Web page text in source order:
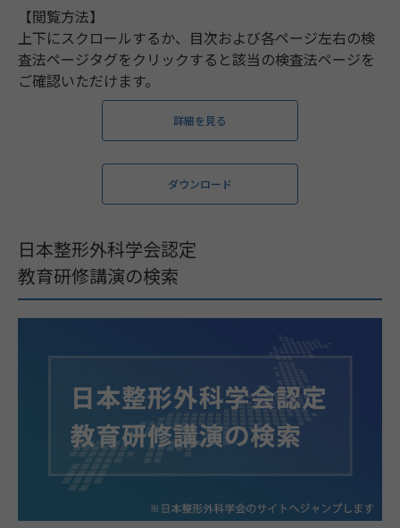
【閲覧方法】
上下にスクロールするか、目次および各ページ左右の検
査法ページタグをクリックすると該当の検査法ページを
ご確認いただけます。
詳細を見る
ダウンロード
日本整形外科学会認定
教育研修講演の検索